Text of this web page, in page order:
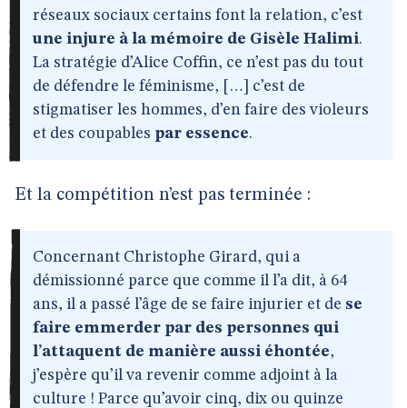
réseaux sociaux certains font la relation, c’est
une injure à la mémoire de Gisèle Halimi.
La stratégie d’Alice Coffin, ce n’est pas du tout
de défendre le féminisme, […] c’est de
stigmatiser les hommes, d’en faire des violeurs
et des coupables par essence.
Et la compétition n’est pas terminée :
Concernant Christophe Girard, qui a
démissionné parce que comme il l’a dit, à 64
ans, il a passé l’âge de se faire injurier et de se
faire emmerder par des personnes qui
l’attaquent de manière aussi éhontée,
j’espère qu’il va revenir comme adjoint à la
culture ! Parce qu’avoir cinq, dix ou quinze